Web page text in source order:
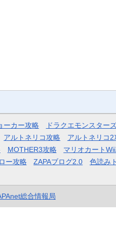
ーカー攻略 ドラクエモンスター
アルトネリコ攻略 アルトネリコ2
MOTHER3攻略 マリオカート
ー攻略 ZAPAブログ2.0 色読み
総合情報局